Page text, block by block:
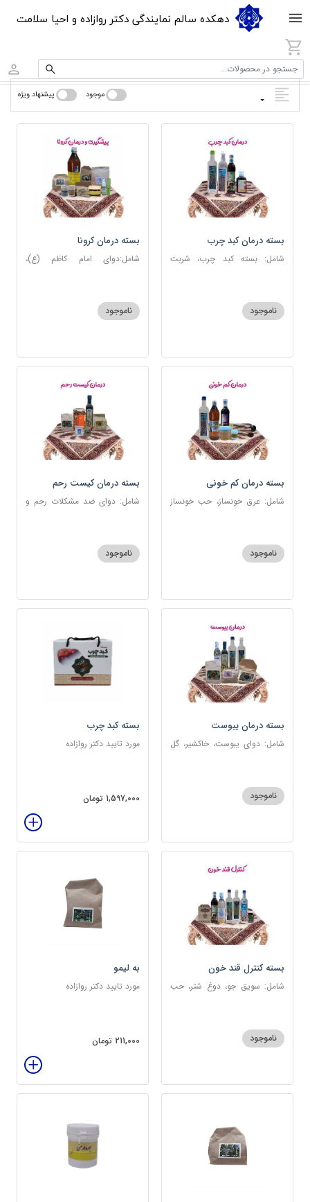
دهکده سالم نمایندگی دکتر روازاده و احیا سلامت
جستجو در محصولات...
موجود پیشنهاد ویژه
بسته درمان کبد چرب
شامل: بسته کبد چرب، شربت
ناموجود
بسته درمان کرونا
شامل:دوای امام کاظم (ع)،
شربت حیات، کندر
ناموجود
بسته درمان کم خونی
شامل: عرق خونساز، حب خونساز
ناموجود
بسته درمان کیست رحم
شامل: دوای ضد مشکلات رحم و
زیتون
ناموجود
بسته درمان یبوست
شامل: دوای یبوست، خاکشیر، گل
ناموجود
بسته کبد چرب
مورد تایید دکتر روازاده
1,597,000 تومان
بسته کنترل قند خون
شامل: سویق جو، دوغ شتر، حب
عسلی-عنصلی
ناموجود
به لیمو
مورد تایید دکتر روازاده
211,000 تومان